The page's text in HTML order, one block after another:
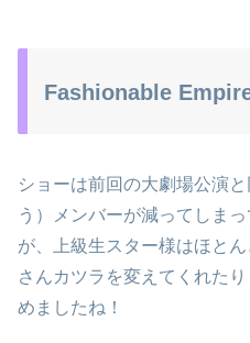
Fashionable
ショーは前回の大劇場公演
う）メンバーが減ってしま
が、上級生スター様はほと
さんカツラを変えてくれた
めましたね！